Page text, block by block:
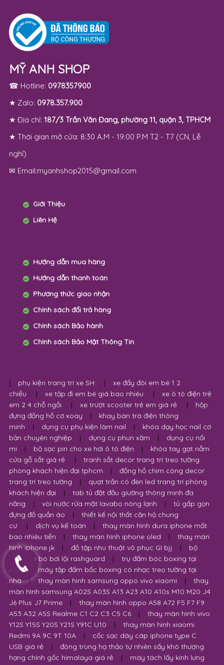
MỸ ANH SHOP
☎ Hotline: 0978357900
★ Zalo: 0978.357.900
★ Địa chỉ: 187/3 Trần Văn Đang, phường 11, quận 3, TPHCM
★ Thời gian mở cửa: 8:30 A.M - 19:00 P.M T2 - T7 (CN, Lễ
nghỉ)
✉ Email:myanhshop2015@gmail.com
Giới Thiệu
Liên Hệ
Hướng dẫn mua hàng
Hướng dẫn thanh toán
Phương thức giao nhận
Chính sách đổi trả hàng
Chính sách Bảo hành
Chính sách Bảo Mật Thông Tin
| phụ kiện trang trí xe SH |
xe đẩy đôi em bé 1 2
chiều
| xe tập đi em bé giá bao nhiêu |
xe ô tô điện trẻ
em 2 4 chỗ ngồi
| xe trượt scooter trẻ em giá rẻ |
hộp
đựng đồng hồ cơ xoay
|
khay bàn trà điện thông
minh
| dụng cụ phụ kiện làm nail |
khóa dạy học nail cơ
bản chuyên nghiệp
| dụng cụ phun xăm |
dụng cụ nối
mi
| bộ sạc pin cho xe hơi ô tô điện |
khóa tay gạt nắm
cửa gỗ sắt giá rẻ
|
tranh sắt decor trang trí treo tường
phòng khách hiện đại tphcm
|
đồng hồ chim công decor
trang trí treo tường
|
quạt trần có đèn led trang trí phòng
khách hiện đại
|
tab tủ đặt đầu giường thông minh đa
năng
| vòi nước rửa mặt lavabo nóng lạnh |
tủ gấp gọn
đựng đồ quần áo
|
thiết kế nội thất căn hộ chung
cư
| dịch vụ kế toán |
thay màn hình dura iphone mất
bao nhiêu tiền
| thay màn hình iphone oled |
thay màn
hình iphone jk
| đồ tập nhu thuật võ phục GI bjj |
bộ
quần áo bó bơi lội rashguard
|
trụ đấm bóc boxing tại
nhà
máy tập đấm bốc boxing có nhạc treo tường tại
nhà
| thay màn hình samsung oppo vivo xiaomi |
thay
màn hình samsung A02S A03S A13 A23 A10 A10s M10 M20 J4
J6 Plus J7 Prime
|
thay màn hình oppo A58 A72 F5 F7 F9
A53 A32 A5S Realme C1 C2 C3 C5 C6
|
thay màn hình vivo
Y12S Y15S Y20S Y21S Y91C U10
|
thay màn hình xiaomi
Redmi 9A 9C 9T 10A
|
cốc sạc dây cáp iphone type C
USB giá rẻ
|
đông trùng hạ thảo tự nhiên sấy khô thượng
hạng chính gốc himalaya giá rẻ
|
máy tách lấy kính lưng